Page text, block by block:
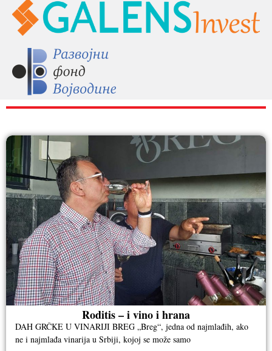
RAZNO
Roditis – i vino i hrana
DAH GRČKE U VINARIJI BREG „Breg“, jedna od najmlađih, ako
ne i najmlađa vinarija u Srbiji, kojoj se može samo